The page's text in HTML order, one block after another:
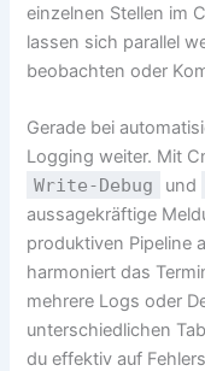
einzelnen Stellen im
lassen sich parallel
beobachten oder
Gerade bei
Logging weiter. Mit
Write-Debug und
aussagekräftige
produktiven Pipeline
harmoniert das
mehrere Logs oder
unterschiedlichen
du effektiv auf